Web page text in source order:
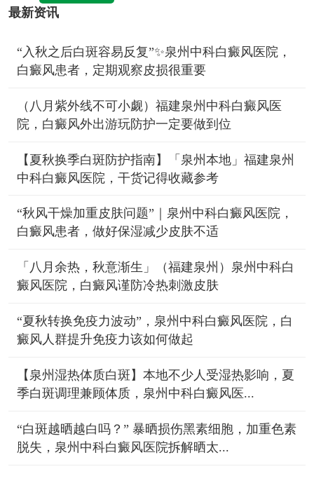
最新资讯
“入秋之后白斑容易反复”✨泉州中科白癜风医院，
白癜风患者，定期观察皮损很重要
（八月紫外线不可小觑）福建泉州中科白癜风医
院，白癜风外出游玩防护一定要做到位
【夏秋换季白斑防护指南】「泉州本地」福建泉州
中科白癜风医院，干货记得收藏参考
“秋风干燥加重皮肤问题”｜泉州中科白癜风医院，
白癜风患者，做好保湿减少皮肤不适
「八月余热，秋意渐生」（福建泉州）泉州中科白
癜风医院，白癜风谨防冷热刺激皮肤
“夏秋转换免疫力波动”，泉州中科白癜风医院，白
癜风人群提升免疫力该如何做起
【泉州湿热体质白斑】本地不少人受湿热影响，夏
季白斑调理兼顾体质，泉州中科白癜风医...
“白斑越晒越白吗？” 暴晒损伤黑素细胞，加重色素
脱失，泉州中科白癜风医院拆解晒太...